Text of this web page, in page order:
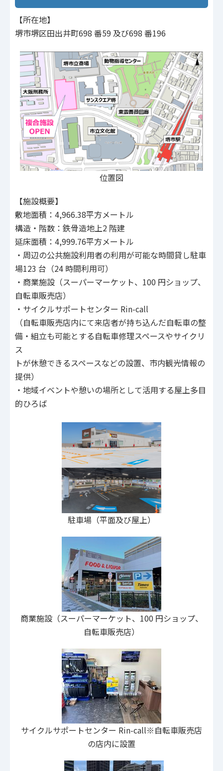
【所在地】
堺市堺区田出井町698 番59 及び698 番196
位置図
【施設概要】
敷地面積：4,966.38平方メートル
構造・階数：鉄骨造地上2 階建
延床面積：4,999.76平方メートル
・周辺の公共施設利用者の利用が可能な時間貸し駐車
場123 台（24 時間利用可）
・商業施設（スーパーマーケット、100 円ショップ、
自転車販売店）
・サイクルサポートセンター Rin-call
（自転車販売店内にて来店者が持ち込んだ自転車の整
備・組立も可能とする自転車修理スペースやサイクリ
ス
トが休憩できるスペースなどの設置、市内観光情報の
提供）
・地域イベントや憩いの場所として活用する屋上多目
的ひろば
駐車場（平面及び屋上）
商業施設（スーパーマーケット、100 円ショップ、
自転車販売店）
サイクルサポートセンター Rin-call※自転車販売店
の店内に設置